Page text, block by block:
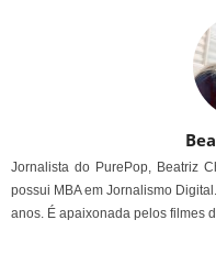
Jornalista do PurePop, Beatriz
possui MBA em Jornalismo
anos. É apaixonada pelos filmes